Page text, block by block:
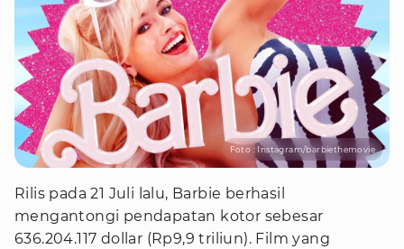
Foto : Instagram/barbiethemovie
Rilis pada 21 Juli lalu, Barbie berhasil
mengantongi pendapatan kotor sebesar
636.204.117 dollar (Rp9,9 triliun). Film yang